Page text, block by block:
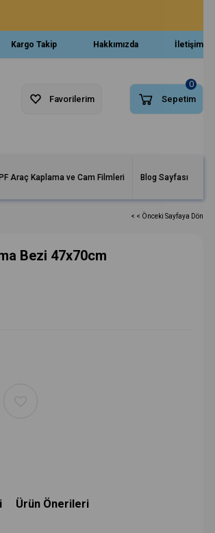
Kargo Takip Hakkımızda İletişim
Sepetim
0
Favorilerim
Araç Kaplama ve Cam Filmleri Blog Sayfası
< < Önceki Sayfaya Dön
Bezi 47x70cm
Ürün Önerileri